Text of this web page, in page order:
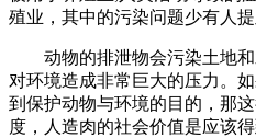
殖业，其中的污染问题少有人提
动物的排泄物会污染土地和
对环境造成非常巨大的压力。
到保护动物与环境的目的，那
度，人造肉的社会价值是应该得